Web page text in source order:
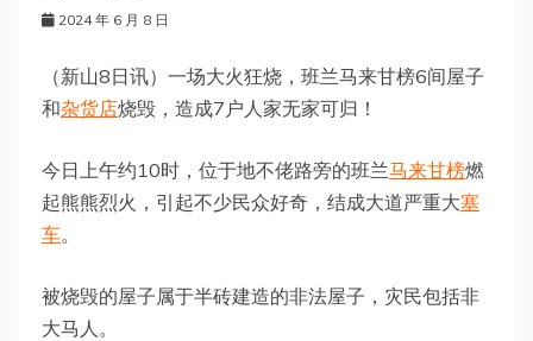
2024 年 6 月 8 日
（新山8日讯）一场大火狂烧，班兰马来甘榜6间屋子
和杂货店烧毁，造成7户人家无家可归！
今日上午约10时，位于地不佬路旁的班兰马来甘榜燃
起熊熊烈火，引起不少民众好奇，结成大道严重大塞
车。
被烧毁的屋子属于半砖建造的非法屋子，灾民包括非
大马人。